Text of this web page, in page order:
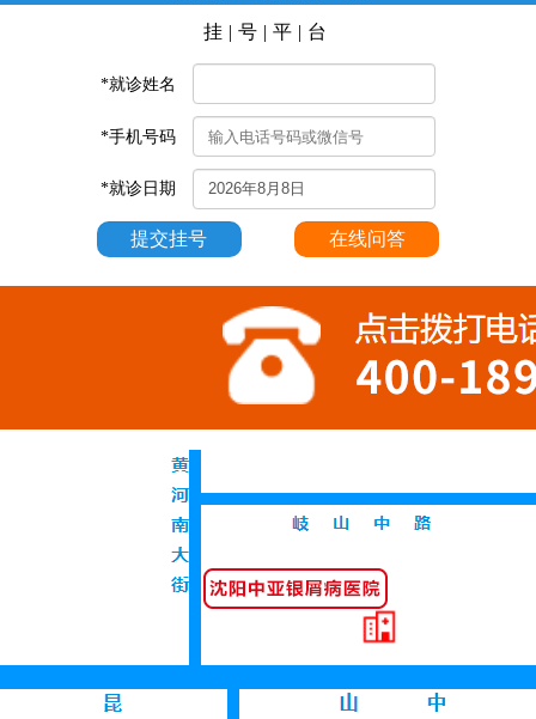
挂|号|平|台
*就诊姓名
*手机号码
*就诊日期